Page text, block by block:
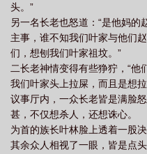
头。”
另一名长老也怒道：“是他妈
主事，谁不知我们叶家与他们
们，想刨我们叶家祖坟。”
二长老神情变得有些狰狞，“
我们叶家头上拉屎，而且是想
议事厅内，一众长老皆是满脸
甚，不仅想杀人，还想诛心。
为首的族长叶林脸上透着一股
其余众人相视了一眼，皆是点